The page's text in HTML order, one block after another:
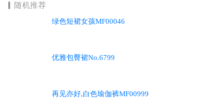
随机推荐
绿色短裙女孩MF00046
优雅包臀裙No.6799
再见亦好,白色瑜伽裤MF00999